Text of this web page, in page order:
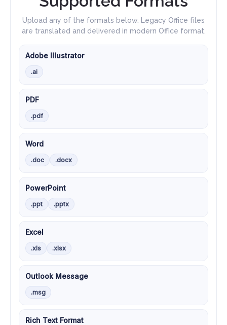
Upload any of the formats below. Legacy Office files
are translated and delivered in modern Office format.
Adobe Illustrator
.ai
PDF
.pdf
Word
.doc .docx
PowerPoint
.ppt .pptx
Excel
.xls .xlsx
Outlook Message
.msg
Rich Text Format